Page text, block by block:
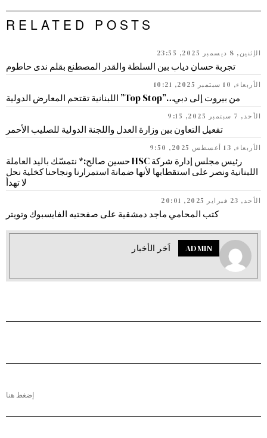
RELATED POSTS
الإثنين, 8 ديسمبر 2025, 23:55
تجربة حسان دياب بين السلطة والقدر المصطنع بقلم ندى حاطوم
الأربعاء, 10 سبتمبر 2025, 10:21
من بيروت إلى دبي…”Top Stop” اللبنانية تقتحم المعارض الدولية
الأحد, 7 سبتمبر 2025, 9:15
تفعيل التعاون بين وزارة العدل واللجنة الدولية للصليب الأحمر
الأربعاء, 13 أغسطس 2025, 9:50
رئيس مجلس إدارة شركة HSC حسين صالح:* نتمسّك باليد العاملة
اللبنانية ونصر على استقطابها لأنها ضمانة استمرارنا ونجاحنا كخلية نحل
لا تهدأ
الأحد, 23 فبراير 2025, 20:01
كتب المحامي ماجد دمشقية على صفحتيه الفايسبوك وتويتر
ADMIN اَخر الأخبار
إضغط هنا